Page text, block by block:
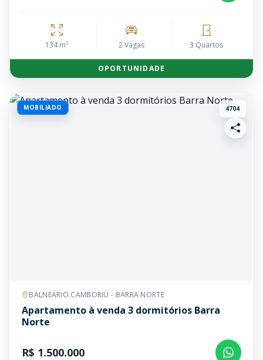
134 m² 2 Vagas 3 Quartos
OPORTUNIDADE
MOBILIADO 4704
BALNEÁRIO CAMBORIÚ - BARRA NORTE
Apartamento à venda 3 dormitórios Barra
Norte
R$ 1.500.000